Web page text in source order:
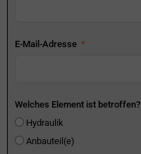
E-Mail-Adresse
Welches Element ist betroffen?
Hydraulik
Anbauteil(e)